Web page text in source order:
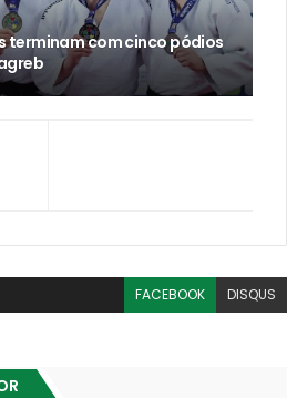
terminam com cinco pódios
FACEBOOK DISQUS